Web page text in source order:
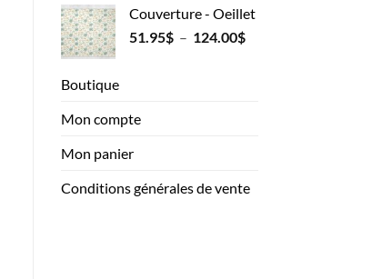
prix :
37.95$
Couverture - Oeillet
51.95$ – 124.00$Plage
Boutique
Mon compte
Mon panier
Conditions générales de vente